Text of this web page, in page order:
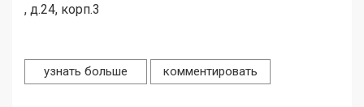
, д.24, корп.3
узнать больше комментировать